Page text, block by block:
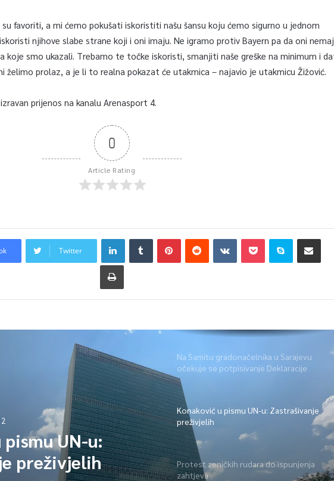
favoriti, a mi ćemo pokušati iskoristiti našu šansu koju ćemo sigurno u jednom
njihove slabe strane koji i oni imaju. Ne igramo protiv Bayern pa da oni
koje smo ukazali. Trebamo te točke iskoristi, smanjiti naše greške na minimum i
želimo prolaz, a je li to realna pokazat će utakmica – najavio je utakmicu Žižović.
prijenos na kanalu Arenasport 4.
0
Article Rating
Twitter
UN-u:
preživjelih
Na Samitu gradonačelnika u Sarajevu
očekuje se potpisivanje Deklaracije
Konaković u pismu UN-u: Zastrašivanje
preživjelih
Protest zeničkih rudara do ispunjenja
zahtjeva